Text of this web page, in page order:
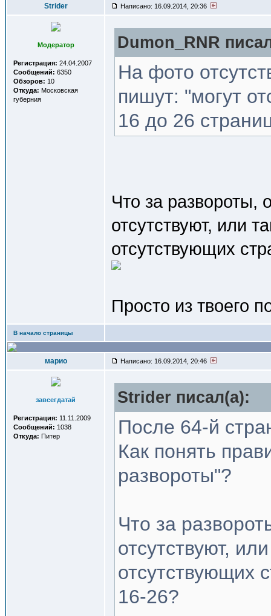
Strider Написано: 16.09.2014, 20:36
Модератор
Регистрация: 24.04.2007
Сообщений: 6350
Обзоров: 10
Откуда: Московская
губерния
Dumon_RNR
На фото
пишут: "могут
16 до 26
Что за развороты,
отсутствуют, или
отсутствующих
Просто из твоего
В начало страницы
марио Написано: 16.09.2014, 20:46
завсегдатай
Регистрация: 11.11.2009
Сообщений: 1038
Откуда: Питер
Strider писал(a):
После 64-й
Как понять
развороты"?
Что за
отсутствуют,
отсутствующих
16-26?